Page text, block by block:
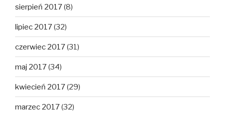
sierpień 2017(8)
lipiec 2017(32)
czerwiec 2017(31)
maj 2017(34)
kwiecień 2017(29)
marzec 2017(32)